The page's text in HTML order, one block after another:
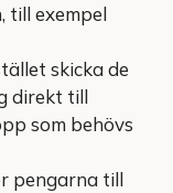
till exempel
skicka de
direkt till
som behövs
pengarna till